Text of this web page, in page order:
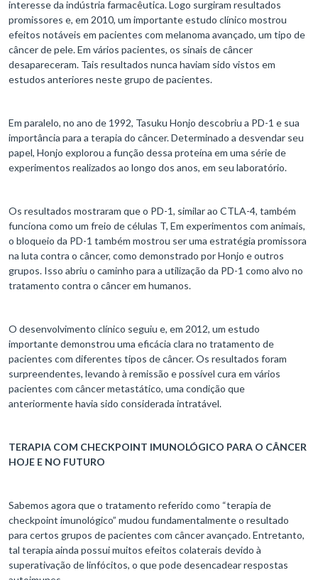
interesse da indústria farmacêutica. Logo surgiram resultados
promissores e, em 2010, um importante estudo clínico mostrou
efeitos notáveis ​​em pacientes com melanoma avançado, um tipo de
câncer de pele. Em vários pacientes, os sinais de câncer
desapareceram. Tais resultados ​​nunca haviam sido vistos em
estudos anteriores neste grupo de pacientes.
Em paralelo, no ano de 1992, Tasuku Honjo descobriu a PD-1 e sua
importância para a terapia do câncer. Determinado a desvendar seu
papel, Honjo explorou a função dessa proteína em uma série de
experimentos realizados ao longo dos anos, em seu laboratório.
Os resultados mostraram que o PD-1, similar ao CTLA-4, também
funciona como um freio de células T, Em experimentos com animais,
o bloqueio da PD-1 também mostrou ser uma estratégia promissora
na luta contra o câncer, como demonstrado por Honjo e outros
grupos. Isso abriu o caminho para a utilização da PD-1 como alvo no
tratamento contra o câncer em humanos.
O desenvolvimento clínico seguiu e, em 2012, um estudo
importante demonstrou uma eficácia clara no tratamento de
pacientes com diferentes tipos de câncer. Os resultados foram
surpreendentes, levando à remissão e possível cura em vários
pacientes com câncer metastático, uma condição que
anteriormente havia sido considerada intratável.
TERAPIA COM CHECKPOINT IMUNOLÓGICO PARA O CÂNCER
HOJE E NO FUTURO
Sabemos agora que o tratamento referido como “terapia de
checkpoint imunológico” mudou fundamentalmente o resultado
para certos grupos de pacientes com câncer avançado. Entretanto,
tal terapia ainda possui muitos efeitos colaterais devido à
superativação de linfócitos, o que pode desencadear respostas